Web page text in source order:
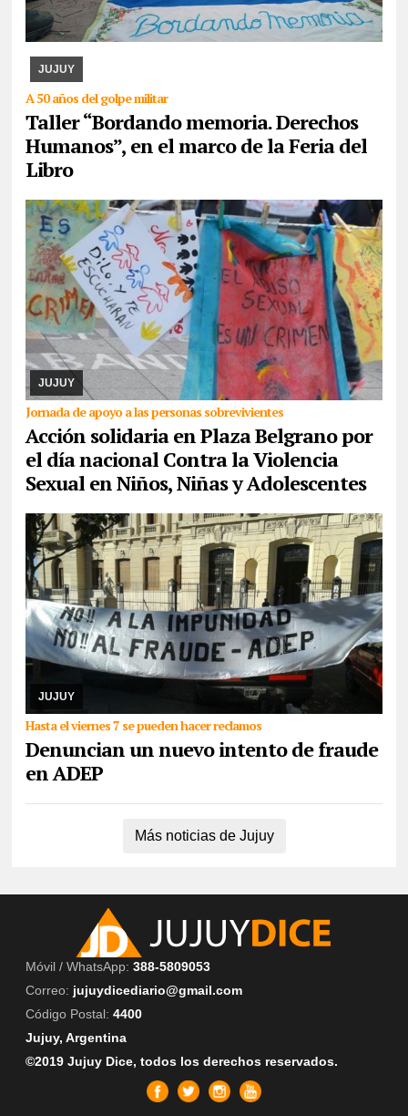
JUJUY
A 50 años del golpe militar
Taller “Bordando memoria. Derechos
Humanos”, en el marco de la Feria del
Libro
07/08/2026 La actividad se desarrollará esta tarde en CAJA. Se
además, quienes participen pod ...
JUJUY
Jornada de apoyo a las personas sobrevivientes
Acción solidaria en Plaza Belgrano por
el día nacional Contra la Violencia
Sexual en Niños, Niñas y Adolescentes
07/08/2026 La actividad se desarrollará este domingo desde las
17. Piden la donación de juguetes, libros que serán entregados a
un comedor comunitario. También ...
JUJUY
Hasta el viernes 7 se pueden hacer reclamos
Denuncian un nuevo intento de fraude
en ADEP
06/08/2026 De cara a las elecciones nacionales de CTERA del 2
de septiembre, integrante de la lista Multicolor sostuvo que hace
días que la Junta Electoral no s ...
Más noticias de Jujuy
Móvil / WhatsApp: 388-5809053
Correo: jujuydicediario@gmail.com
Código Postal: 4400
Jujuy, Argentina
©2019 Jujuy Dice, todos los derechos reservados.